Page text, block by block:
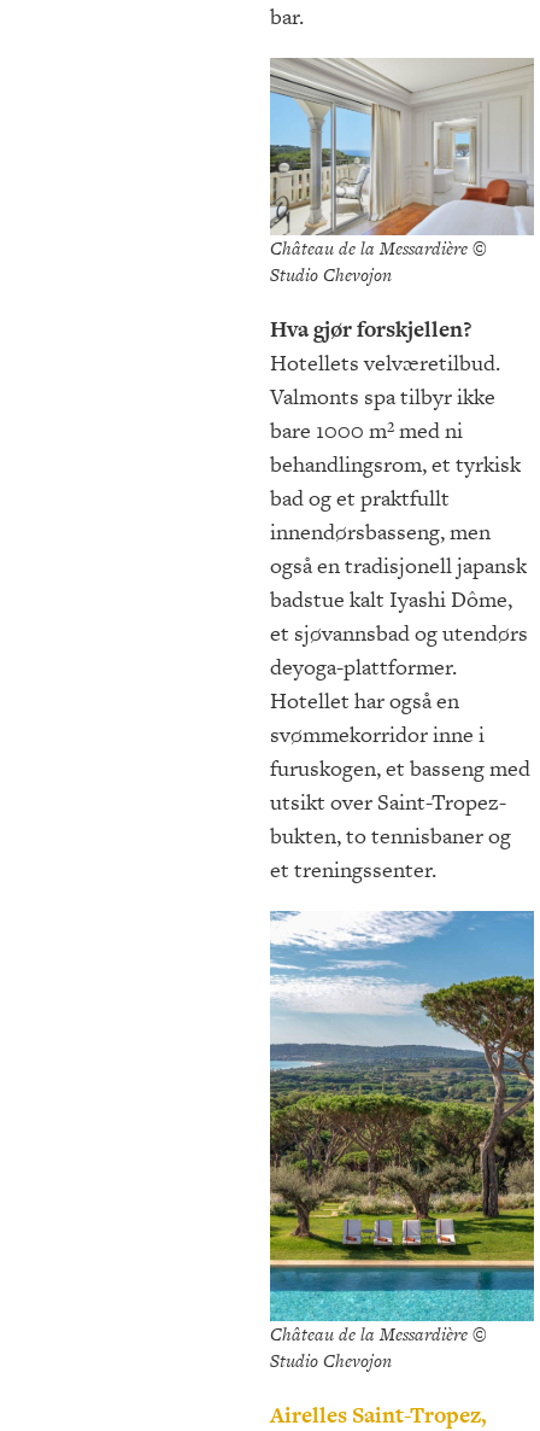
bar.
Château de la Messardière ©
Studio Chevojon
Hva gjør forskjellen?
Hotellets velværetilbud.
Valmonts spa tilbyr ikke
bare 1000 m² med ni
behandlingsrom, et tyrkisk
bad og et praktfullt
innendørsbasseng, men
også en tradisjonell japansk
badstue kalt Iyashi Dôme,
et sjøvannsbad og utendørs
deyoga-plattformer.
Hotellet har også en
svømmekorridor inne i
furuskogen, et basseng med
utsikt over Saint-Tropez-
bukten, to tennisbaner og
et treningssenter.
Château de la Messardière ©
Studio Chevojon
Airelles Saint-Tropez,